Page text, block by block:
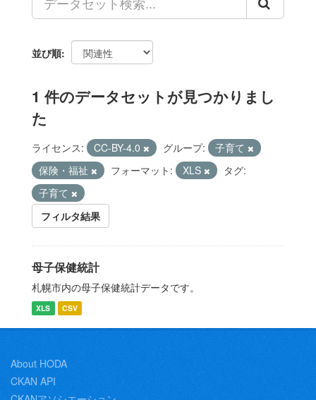
並び順
1 件のデータセットが見つかりまし
た
ライセンス: CC-BY-4.0 グループ:
子育て
保険・福祉
フォーマット: XLS
タグ:
子育て
フィルタ結果
母子保健統計
札幌市内の母子保健統計データです。
XLS CSV
About HODA
CKAN API